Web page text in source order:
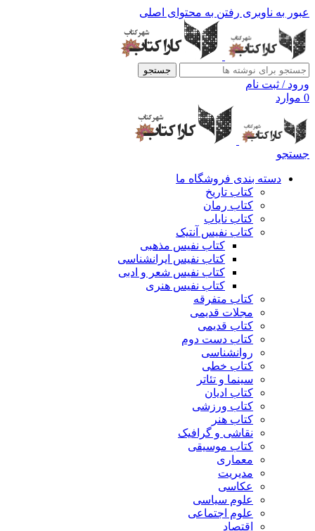
عبور به ناوبری رفتن به محتوای اصلی
جستجو
ورود / ثبت نام
0 موارد
جستجو
دسته بندی فروشگاه ما
کتاب تاریخ
کتاب رمان
کتاب نایاب
کتاب نفیس آنتیک
کتاب نفیس مذهبی
کتاب نفیس ایرانشناسی
کتاب نفیس شعر و ادبی
کتاب نفیس هنری
کتاب متفرقه
مجلات قدیمی
کتاب قدیمی
کتاب دست دوم
روانشناسی
کتاب خطی
سینما و تئاتر
کتاب ادیان
کتاب ورزشی
کتاب هنر
نقاشی و گرافیک
کتاب موسیقی
معماری
مدیریت
عکاسی
علوم سیاسی
علوم اجتماعی
اقتصاد